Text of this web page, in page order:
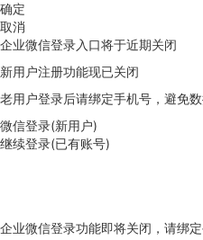
确定
取消
企业微信登录入口将于近期关闭
新用户注册功能现已关闭
老用户登录后请绑定手机号，避免
微信登录(新用户)
继续登录(已有账号)
企业微信登录功能即将关闭，请绑